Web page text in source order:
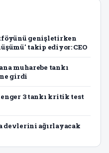
genişletirken
takip ediyor: CEO
muharebe tankı
girdi
3 tankı kritik test
devlerini ağırlayacak